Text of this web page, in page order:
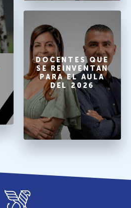
DOCENTES QUE
SE REINVENTAN
PARA EL AULA
DEL 2026